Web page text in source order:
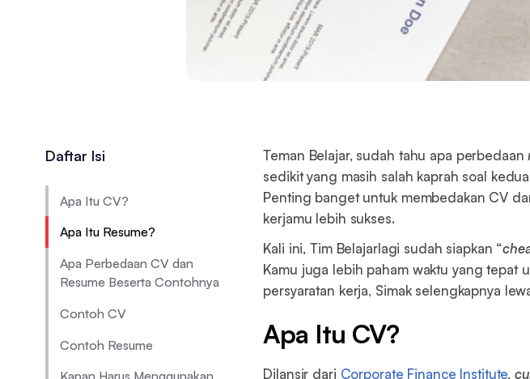
Daftar Isi
Apa Itu CV?
Apa Itu Resume?
Apa Perbedaan CV dan
Resume Beserta Contohnya
Contoh CV
Contoh Resume
Teman Belajar, sudah tahu apa perbedaan
sedikit yang masih salah kaprah soal
Penting banget untuk membedakan CV
kerjamu lebih sukses.
Kali ini, Tim Belajarlagi sudah siapkan “
Kamu juga lebih paham waktu yang tepat
persyaratan kerja, Simak selengkapnya
Apa Itu CV?
Dilansir dari Corporate Finance Institute,